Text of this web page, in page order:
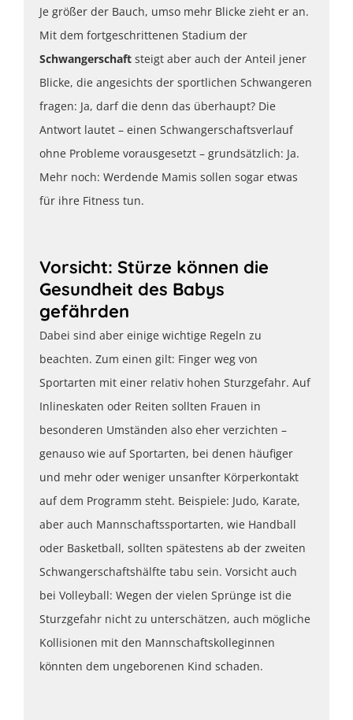
Je größer der Bauch, umso mehr Blicke zieht er an.
Mit dem fortgeschrittenen Stadium der
Schwangerschaft steigt aber auch der Anteil jener
Blicke, die angesichts der sportlichen Schwangeren
fragen: Ja, darf die denn das überhaupt? Die
Antwort lautet – einen Schwangerschaftsverlauf
ohne Probleme vorausgesetzt – grundsätzlich: Ja.
Mehr noch: Werdende Mamis sollen sogar etwas
für ihre Fitness tun.
Vorsicht: Stürze können die
Gesundheit des Babys
gefährden
Dabei sind aber einige wichtige Regeln zu
beachten. Zum einen gilt: Finger weg von
Sportarten mit einer relativ hohen Sturzgefahr. Auf
Inlineskaten oder Reiten sollten Frauen in
besonderen Umständen also eher verzichten –
genauso wie auf Sportarten, bei denen häufiger
und mehr oder weniger unsanfter Körperkontakt
auf dem Programm steht. Beispiele: Judo, Karate,
aber auch Mannschaftssportarten, wie Handball
oder Basketball, sollten spätestens ab der zweiten
Schwangerschaftshälfte tabu sein. Vorsicht auch
bei Volleyball: Wegen der vielen Sprünge ist die
Sturzgefahr nicht zu unterschätzen, auch mögliche
Kollisionen mit den Mannschaftskolleginnen
könnten dem ungeborenen Kind schaden.